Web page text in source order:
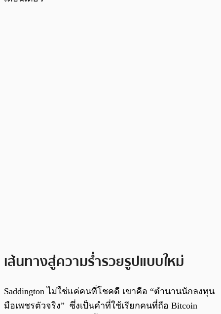
เส้นทางสู่ความร่ำรวยรูปแบบใหม่
Saddington ไม่ใช่แค่คนที่โชคดี เขาคือ “ตำนานนักลงทุน
มือเพชรตัวจริง” ซึ่งเป็นคำที่ใช้เรียกคนที่ถือ Bitcoin